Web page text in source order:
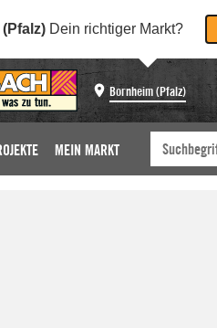
Dein richtiger Markt?
Bornheim (Pfalz)
MEIN MARKT